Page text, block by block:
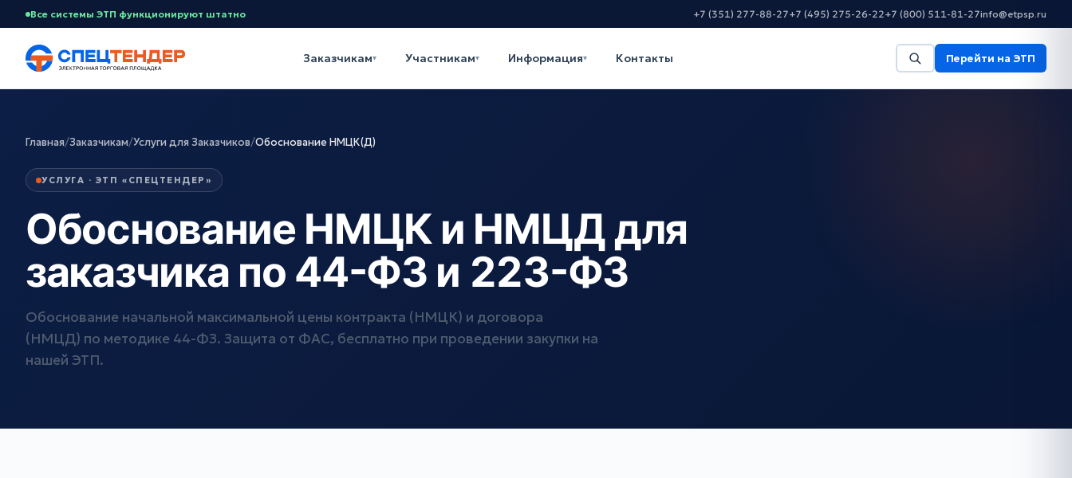
Все системы ЭТП функционируют штатно +7 (351) 277-88-27+7 (495) 275-26-22+7 (800) 511-81-27info@etpsp.ru
Заказчикам▾ Участникам▾ Информация▾ Контакты Перейти на ЭТП
Главная/Заказчикам/Услуги для Заказчиков/Обоснование НМЦК(Д)
УСЛУГА · ЭТП «СПЕЦТЕНДЕР»
Обоснование НМЦК и НМЦД для
заказчика по 44-ФЗ и 223-ФЗ
Обоснование начальной максимальной цены контракта (НМЦК) и договора
(НМЦД) по методике 44-ФЗ. Защита от ФАС, бесплатно при проведении закупки на
нашей ЭТП.